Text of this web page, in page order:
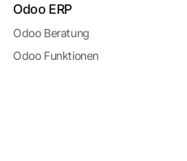
Odoo ERP
Odoo Beratung
Odoo Funktionen